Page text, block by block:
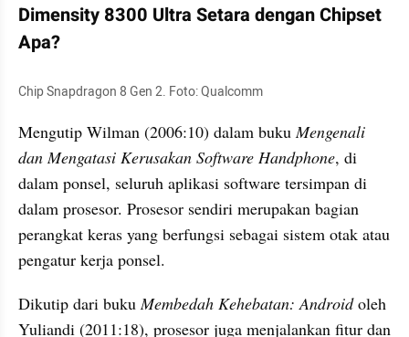
Dimensity 8300 Ultra Setara dengan Chipset
Apa?
Chip Snapdragon 8 Gen 2. Foto: Qualcomm
Mengutip Wilman (2006:10) dalam buku Mengenali
dan Mengatasi Kerusakan Software Handphone, di
dalam ponsel, seluruh aplikasi software tersimpan di
dalam prosesor. Prosesor sendiri merupakan bagian
perangkat keras yang berfungsi sebagai sistem otak atau
pengatur kerja ponsel.
Dikutip dari buku Membedah Kehebatan: Android oleh
Yuliandi (2011:18), prosesor juga menjalankan fitur dan